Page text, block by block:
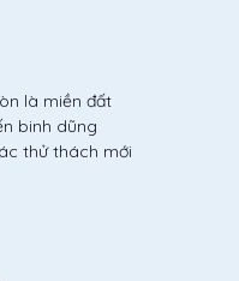
là miền đất
binh dũng
thử thách mới